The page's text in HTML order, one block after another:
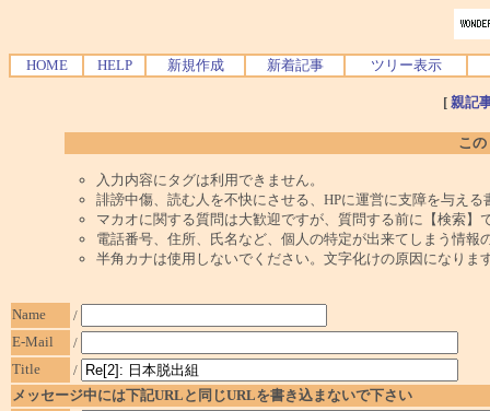
HOME HELP 新規作成 新着記事 ツリー表示
[ 親記
こ
入力内容にタグは利用できません。
誹謗中傷、読む人を不快にさせる、HPに運営に支障を与え
マカオに関する質問は大歓迎ですが、質問する前に【検索】
電話番号、住所、氏名など、個人の特定が出来てしまう情報
半角カナは使用しないでください。文字化けの原因になりま
Name
/
E-Mail
/
Title
/
メッセージ中には下記URLと同じURLを書き込まないで下さい